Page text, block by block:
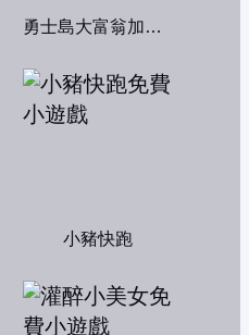
勇士島大富翁加強版
小豬快跑